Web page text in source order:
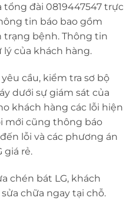
đài 0819447547 trực
tin báo bao gồm
bệnh. Thông tin
của khách hàng.
cầu, kiểm tra sơ bộ
dưới sự giám sát của
khách hàng các lỗi hiện
mới cũng thông báo
lỗi và các phương án
giá rẻ.
chén bát LG, khách
chữa ngay tại chỗ.